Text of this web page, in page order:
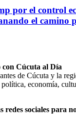
por el control
el camino
Cúcuta al Día
de Cúcuta y la
economía,
redes sociales para